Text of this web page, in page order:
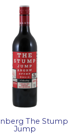
The Stump
Jump